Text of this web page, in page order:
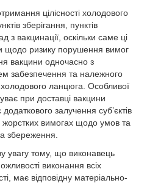
цілісності холодового
зберігання, пунктів
з вакцинації, оскільки саме ці
щодо ризику порушення вимог
вакцини одночасно з
забезпечення та належного
ланцюга. Особливої
при доставці вакцини
залучення суб’єктів
жорстких вимогах щодо умов та
збереження.
увагу тому, що виконавець
виконання всіх
має відповідну матеріально-